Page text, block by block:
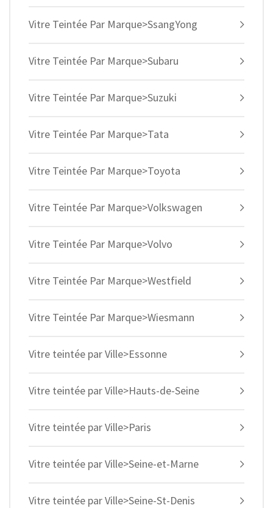
Vitre Teintée Par Marque>SsangYong
Vitre Teintée Par Marque>Subaru
Vitre Teintée Par Marque>Suzuki
Vitre Teintée Par Marque>Tata
Vitre Teintée Par Marque>Toyota
Vitre Teintée Par Marque>Volkswagen
Vitre Teintée Par Marque>Volvo
Vitre Teintée Par Marque>Westfield
Vitre Teintée Par Marque>Wiesmann
Vitre teintée par Ville>Essonne
Vitre teintée par Ville>Hauts-de-Seine
Vitre teintée par Ville>Paris
Vitre teintée par Ville>Seine-et-Marne
Vitre teintée par Ville>Seine-St-Denis